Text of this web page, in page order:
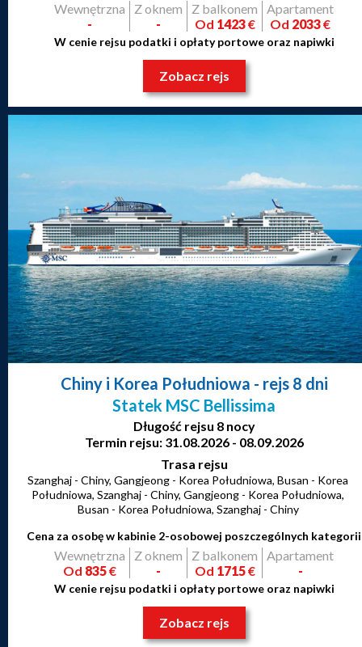
Wewnętrzna
-
Z oknem
-
Z balkonem
Od 1423€
Apartament
Od 2033€
W cenie rejsu podatki i opłaty portowe oraz napiwki
Zobacz rejs
Chiny i Korea Południowa - rejs 8 dni
Statek MSC Bellissima
Długość rejsu 8 nocy
Termin rejsu: 31.08.2026 - 08.09.2026
Trasa rejsu
Szanghaj - Chiny, Gangjeong - Korea Południowa, Busan - Korea
Południowa, Szanghaj - Chiny, Gangjeong - Korea Południowa,
Busan - Korea Południowa, Szanghaj - Chiny
Cena za osobę w kabinie 2-osobowej poszczególnych kategorii
Wewnętrzna
Od 835€
Z oknem
-
Z balkonem
Od 1715€
Apartament
-
W cenie rejsu podatki i opłaty portowe oraz napiwki
Zobacz rejs